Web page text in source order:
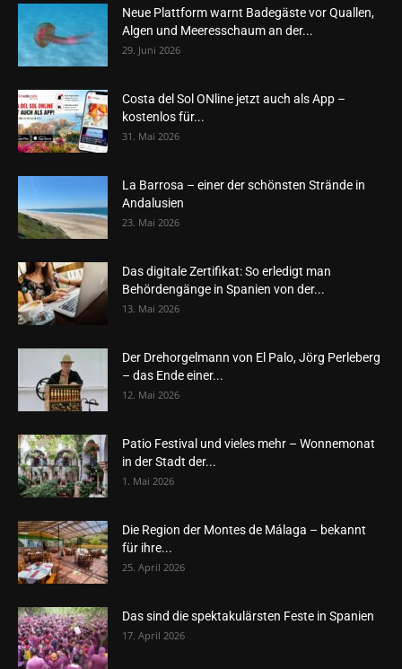
Neue Plattform warnt Badegäste vor Quallen,
Algen und Meeresschaum an der...
29. Juni 2026
Costa del Sol ONline jetzt auch als App –
kostenlos für...
31. Mai 2026
La Barrosa – einer der schönsten Strände in
Andalusien
23. Mai 2026
Das digitale Zertifikat: So erledigt man
Behördengänge in Spanien von der...
13. Mai 2026
Der Drehorgelmann von El Palo, Jörg Perleberg
– das Ende einer...
12. Mai 2026
Patio Festival und vieles mehr – Wonnemonat
in der Stadt der...
1. Mai 2026
Die Region der Montes de Málaga – bekannt
für ihre...
25. April 2026
Das sind die spektakulärsten Feste in Spanien
17. April 2026